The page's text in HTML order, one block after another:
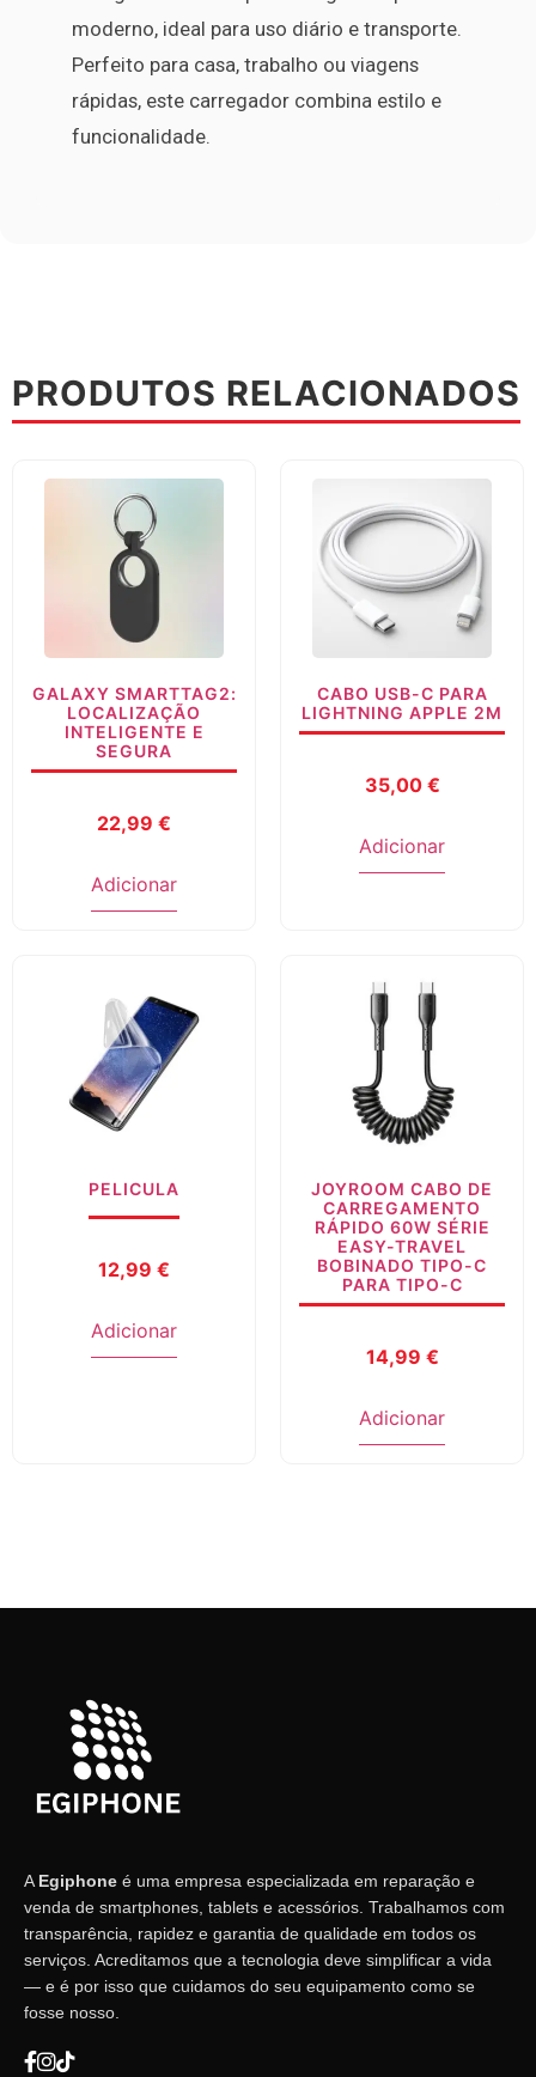
moderno, ideal para uso diário e transporte.
Perfeito para casa, trabalho ou viagens
rápidas, este carregador combina estilo e
funcionalidade.
PRODUTOS RELACIONADOS
GALAXY SMARTTAG2:
LOCALIZAÇÃO
INTELIGENTE E
SEGURA
22,99 €
Adicionar
CABO USB-C PARA
LIGHTNING APPLE 2M
35,00 €
Adicionar
PELICULA
12,99 €
Adicionar
JOYROOM CABO DE
CARREGAMENTO
RÁPIDO 60W SÉRIE
EASY-TRAVEL
BOBINADO TIPO-C
PARA TIPO-C
14,99 €
Adicionar
A Egiphone é uma empresa especializada em reparação e
venda de smartphones, tablets e acessórios. Trabalhamos com
transparência, rapidez e garantia de qualidade em todos os
serviços. Acreditamos que a tecnologia deve simplificar a vida
— e é por isso que cuidamos do seu equipamento como se
fosse nosso.